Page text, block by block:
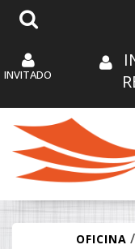
INVITADO
OFICINA /